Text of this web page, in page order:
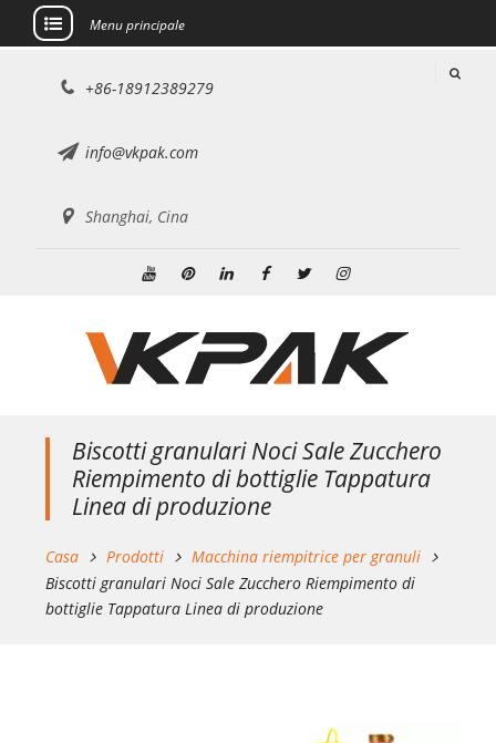
Menu principale
+86-18912389279
info@vkpak.com
Shanghai, Cina
Biscotti granulari Noci Sale Zucchero
Riempimento di bottiglie Tappatura
Linea di produzione
Casa Prodotti
Macchina riempitrice per granuli
Biscotti granulari Noci Sale Zucchero Riempimento di
bottiglie Tappatura Linea di produzione